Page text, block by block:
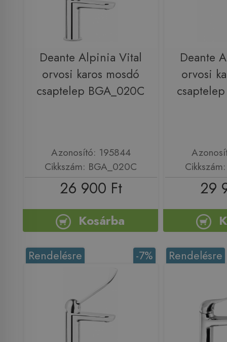
Deante Alpinia Vital
orvosi karos mosdó
csaptelep BGA_020C
Azonosító: 195844
Cikkszám: BGA_020C
26 900 Ft
Kosárba
Deante
orvosi
29
-7%
Rendelésre Rendelésre